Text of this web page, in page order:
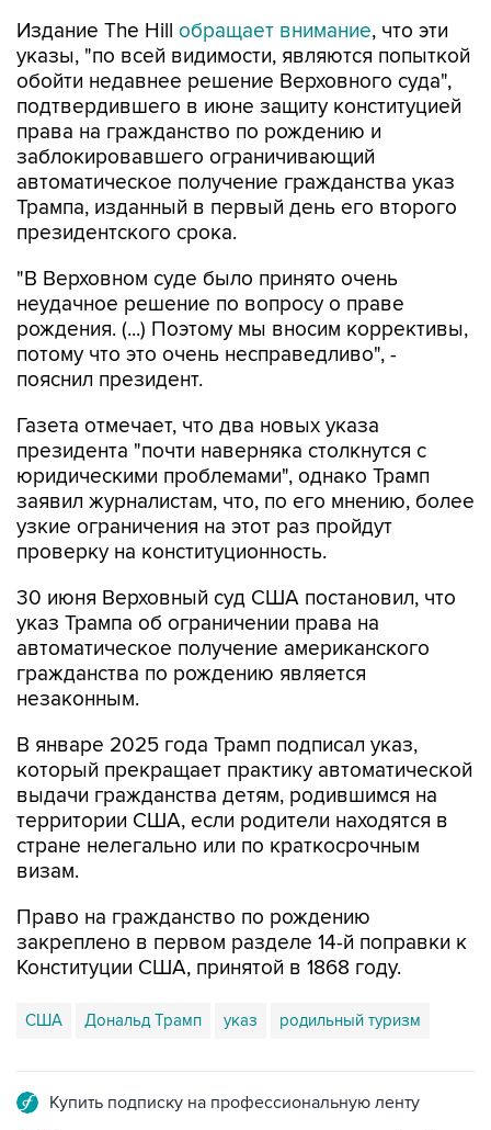
Издание The Hill обращает внимание, что эти
указы, "по всей видимости, являются попыткой
обойти недавнее решение Верховного суда",
подтвердившего в июне защиту конституцией
права на гражданство по рождению и
заблокировавшего ограничивающий
автоматическое получение гражданства указ
Трампа, изданный в первый день его второго
президентского срока.
"В Верховном суде было принято очень
неудачное решение по вопросу о праве
рождения. (...) Поэтому мы вносим коррективы,
потому что это очень несправедливо", -
пояснил президент.
Газета отмечает, что два новых указа
президента "почти наверняка столкнутся с
юридическими проблемами", однако Трамп
заявил журналистам, что, по его мнению, более
узкие ограничения на этот раз пройдут
проверку на конституционность.
30 июня Верховный суд США постановил, что
указ Трампа об ограничении права на
автоматическое получение американского
гражданства по рождению является
незаконным.
В январе 2025 года Трамп подписал указ,
который прекращает практику автоматической
выдачи гражданства детям, родившимся на
территории США, если родители находятся в
стране нелегально или по краткосрочным
визам.
Право на гражданство по рождению
закреплено в первом разделе 14-й поправки к
Конституции США, принятой в 1868 году.
США Дональд Трамп указ родильный туризм
Купить подписку на профессиональную ленту